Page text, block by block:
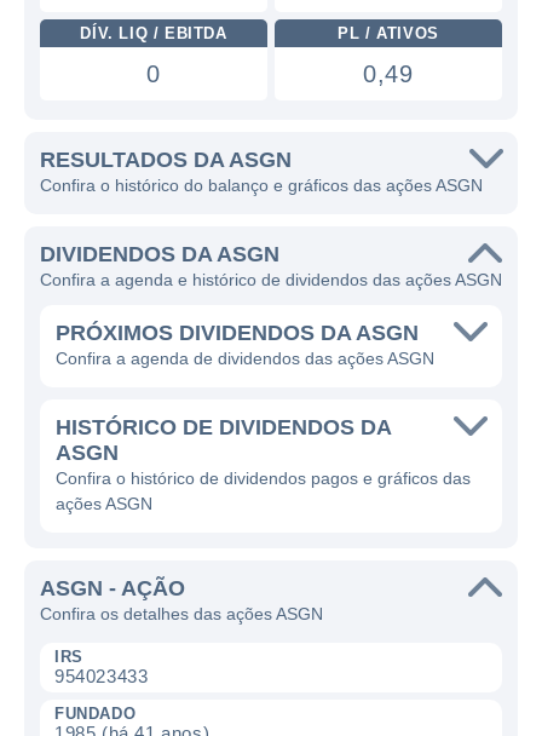
DÍV. LIQ / EBITDA
0
PL / ATIVOS
0,49
RESULTADOS DA ASGN
Confira o histórico do balanço e gráficos das ações ASGN
DIVIDENDOS DA ASGN
Confira a agenda e histórico de dividendos das ações ASGN
PRÓXIMOS DIVIDENDOS DA ASGN
Confira a agenda de dividendos das ações ASGN
HISTÓRICO DE DIVIDENDOS DA
ASGN
Confira o histórico de dividendos pagos e gráficos das
ações ASGN
ASGN - AÇÃO
Confira os detalhes das ações ASGN
IRS
954023433
FUNDADO